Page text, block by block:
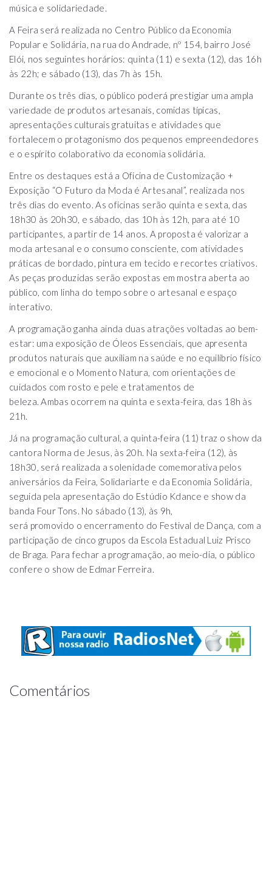
música e solidariedade.
A Feira será realizada no Centro Público da Economia
Popular e Solidária, na rua do Andrade, nº 154, bairro José
Elói, nos seguintes horários: quinta (11) e sexta (12), das 16h
às 22h; e sábado (13), das 7h às 15h.
Durante os três dias, o público poderá prestigiar uma ampla
variedade de produtos artesanais, comidas típicas,
apresentações culturais gratuitas e atividades que
fortalecem o protagonismo dos pequenos empreendedores
e o espírito colaborativo da economia solidária.
Entre os destaques está a Oficina de Customização +
Exposição “O Futuro da Moda é Artesanal”, realizada nos
três dias do evento. As oficinas serão quinta e sexta, das
18h30 às 20h30, e sábado, das 10h às 12h, para até 10
participantes, a partir de 14 anos. A proposta é valorizar a
moda artesanal e o consumo consciente, com atividades
práticas de bordado, pintura em tecido e recortes criativos.
As peças produzidas serão expostas em mostra aberta ao
público, com linha do tempo sobre o artesanal e espaço
interativo.
A programação ganha ainda duas atrações voltadas ao bem-
estar: uma exposição de Óleos Essenciais, que apresenta
produtos naturais que auxiliam na saúde e no equilíbrio físico
e emocional e o Momento Natura, com orientações de
cuidados com rosto e pele e tratamentos de
beleza. Ambas ocorrem na quinta e sexta-feira, das 18h às
21h.
Já na programação cultural, a quinta-feira (11) traz o show da
cantora Norma de Jesus, às 20h. Na sexta-feira (12), às
18h30, será realizada a solenidade comemorativa pelos
aniversários da Feira, Solidariarte e da Economia Solidária,
seguida pela apresentação do Estúdio Kdance e show da
banda Four Tons. No sábado (13), às 9h,
será promovido o encerramento do Festival de Dança, com a
participação de cinco grupos da Escola Estadual Luiz Prisco
de Braga. Para fechar a programação, ao meio-dia, o público
confere o show de Edmar Ferreira.
Comentários